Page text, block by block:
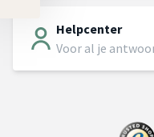
Helpcenter
Voor al je